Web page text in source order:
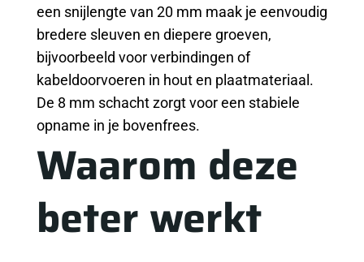
een snijlengte van 20 mm maak je eenvoudig
bredere sleuven en diepere groeven,
bijvoorbeeld voor verbindingen of
kabeldoorvoeren in hout en plaatmateriaal.
De 8 mm schacht zorgt voor een stabiele
opname in je bovenfrees.
Waarom deze
beter werkt